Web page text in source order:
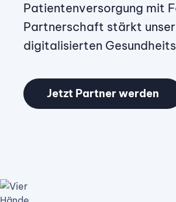
Patientenversorgung mit
Partnerschaft stärkt
digitalisierten
Jetzt Partner werden